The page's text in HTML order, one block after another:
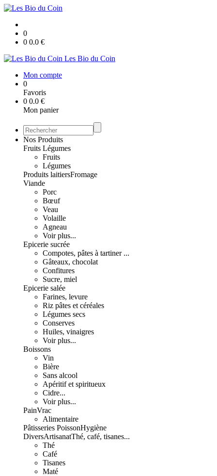
0
0 0.0 €
Les Bio du Coin
Mon compte
0
Favoris
0 0.0 €
Mon panier
Nos Produits
Fruits Légumes
Fruits
Légumes
Produits laitiersFromage
Viande
Porc
Bœuf
Veau
Volaille
Agneau
Voir plus...
Epicerie sucrée
Compotes, pâtes à tartiner ...
Gâteaux, chocolat
Confitures
Sucre, miel
Epicerie salée
Farines, levure
Riz pâtes et céréales
Légumes secs
Conserves
Huiles, vinaigres
Voir plus...
Boissons
Vin
Bière
Sans alcool
Apéritif et spiritueux
Cidre...
Voir plus...
PainVrac
Alimentaire
Pâtisseries PoissonHygiène
DiversArtisanatThé, café, tisanes...
Thé
Café
Tisanes
Maté